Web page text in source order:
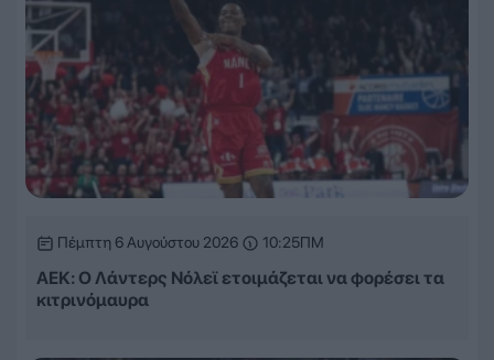
Πέμπτη 6 Αυγούστου 2026 10:25ΠΜ
ΑΕΚ: Ο Λάντερς Νόλεϊ ετοιμάζεται να φορέσει τα
κιτρινόμαυρα